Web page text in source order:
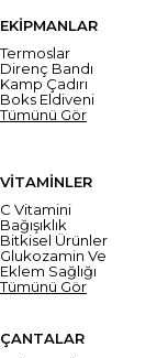
EKİPMANLAR
Termoslar
Direnç Bandı
Kamp Çadırı
Boks Eldiveni
Tümünü Gör
VİTAMİNLER
C Vitamini
Bağışıklık
Bitkisel Ürünler
Glukozamin Ve
Eklem Sağlığı
Tümünü Gör
ÇANTALAR